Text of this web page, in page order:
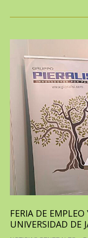
FERIA DE
UNIVERSIDAD DE